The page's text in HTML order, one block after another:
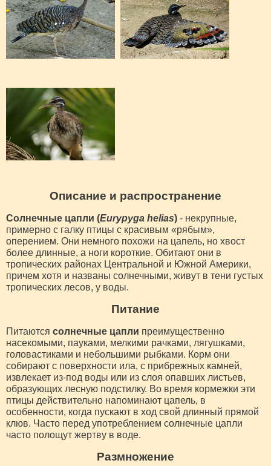
Описание и распространение
Солнечные цапли (Eurypyga helias) - некрупные,
примерно с галку птицы с красивым «рябым»,
оперением. Они немного похожи на цапель, но хвост
более длинные, а ноги короткие. Обитают они в
тропических районах Центральной и Южной Америки,
причем хотя и названы солнечными, живут в тени густых
тропических лесов, у воды.
Питание
Питаются солнечные цапли преимущественно
насекомыми, пауками, мелкими рачками, лягушками,
головастиками и небольшими рыбками. Корм они
собирают с поверхности ила, с прибрежных камней,
извлекает из-под воды или из слоя опавших листьев,
образующих лесную подстилку. Во время кормежки эти
птицы действительно напоминают цапель, в
особенности, когда пускают в ход свой длинный прямой
клюв. Часто перед употреблением солнечные цапли
часто полощут жертву в воде.
Размножение